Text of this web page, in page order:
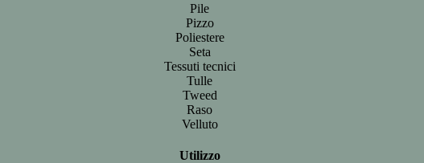
Pile
Pizzo
Poliestere
Seta
Tessuti tecnici
Tulle
Tweed
Raso
Velluto
Utilizzo